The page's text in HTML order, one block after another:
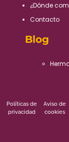
¿Dónde
Contacto
Blog
Políticas de
privacidad
Aviso de
cookies